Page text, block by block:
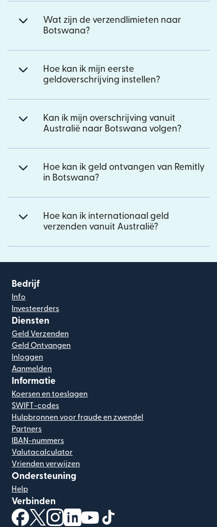
Wat zijn de verzendlimieten naar
Botswana?
Hoe kan ik mijn eerste
geldoverschrijving instellen?
Kan ik mijn overschrijving vanuit
Australië naar Botswana volgen?
Hoe kan ik geld ontvangen van Remitly
in Botswana?
Hoe kan ik internationaal geld
verzenden vanuit Australië?
Bedrijf
Info
Investeerders
Diensten
Geld Verzenden
Geld Ontvangen
Inloggen
Aanmelden
Informatie
Koersen en toeslagen
SWIFT-codes
Hulpbronnen voor fraude en zwendel
Partners
IBAN-nummers
Valutacalculator
Vrienden verwijzen
Ondersteuning
Help
Verbinden
(wordt geopend in een nieuw venster)
(wordt geopend in een nieuw venster)
(wordt geopend in een nieuw venster)
(wordt geopend in een nieuw venster)
(wordt geopend in een nieuw